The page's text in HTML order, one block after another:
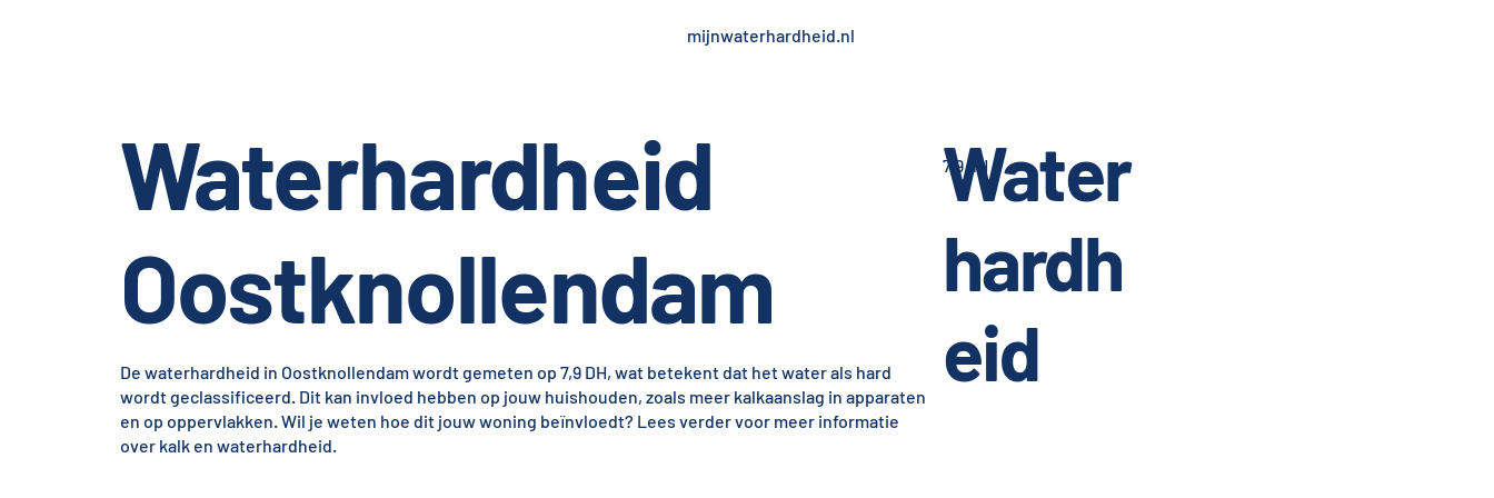
mijnwaterhardheid.nl
Waterhardheid
Oostknollendam
De waterhardheid in Oostknollendam wordt gemeten op 7,9 DH, wat betekent dat het water als hard
wordt geclassificeerd. Dit kan invloed hebben op jouw huishouden, zoals meer kalkaanslag in apparaten
en op oppervlakken. Wil je weten hoe dit jouw woning beïnvloedt? Lees verder voor meer informatie
over kalk en waterhardheid.
Water
hardh
eid
7,9 dH